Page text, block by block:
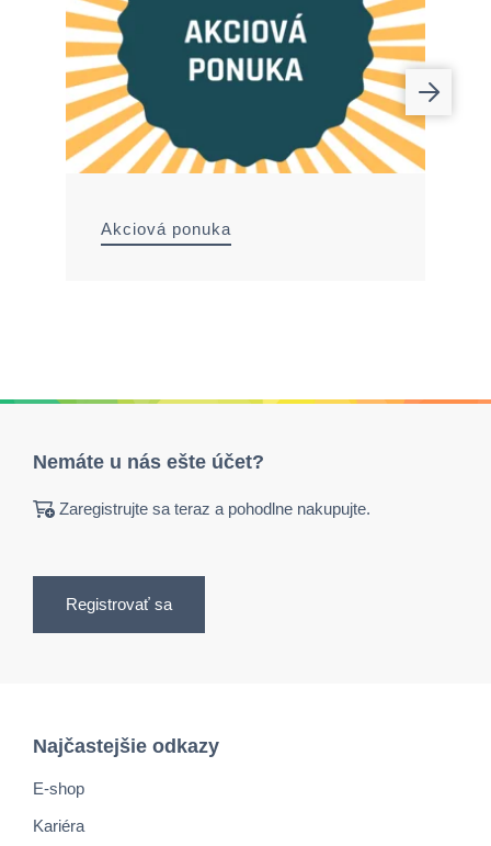
Akciová ponuka
Nemáte u nás ešte účet?
Zaregistrujte sa teraz a pohodlne nakupujte.
Registrovať sa
Najčastejšie odkazy
E-shop
Kariéra